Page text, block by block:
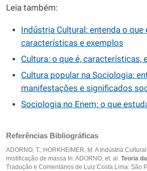
Leia também:
Indústria Cultural: entenda o que
características e exemplos
Cultura: o que é, características,
Cultura popular na Sociologia:
manifestações e significados
Sociologia no Enem: o que
Referências Bibliográficas
ADORNO, T.; HORKHEIMER, M. A Indústria
mistificação de massa In: ADORNO, et. al. Teoria
Tradução e Comentários de Luiz Costa Lima. São